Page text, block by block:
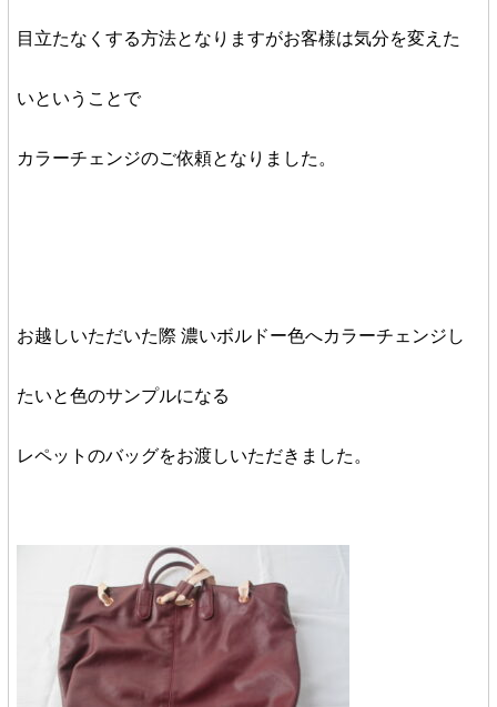
目立たなくする方法となりますがお客様は気分を変えた
いということで
カラーチェンジのご依頼となりました。
お越しいただいた際 濃いボルドー色へカラーチェンジし
たいと色のサンプルになる
レペットのバッグをお渡しいただきました。